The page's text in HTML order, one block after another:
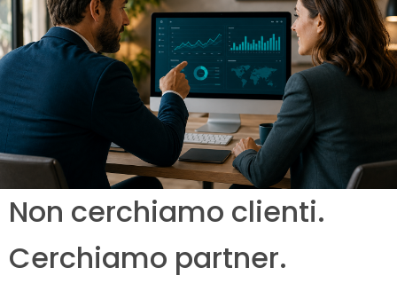
Non cerchiamo clienti.
Cerchiamo partner.